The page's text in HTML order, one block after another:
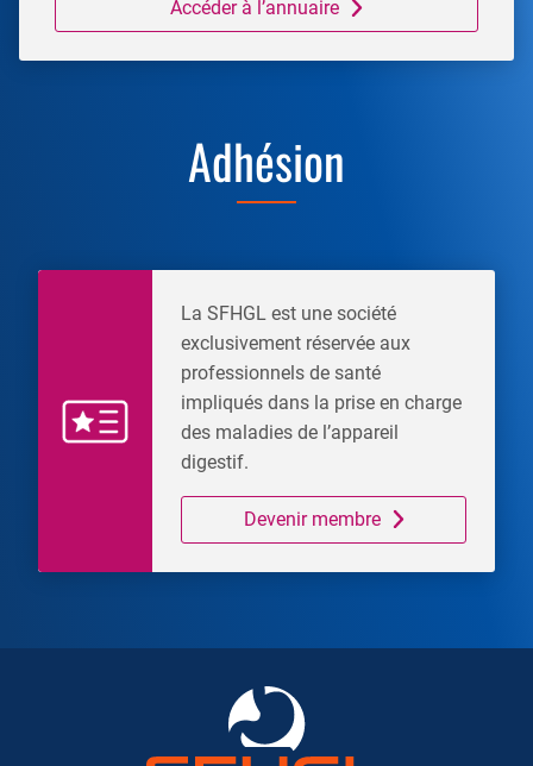
Accéder à l’annuaire
Adhésion
La SFHGL est une société
exclusivement réservée aux
professionnels de santé
impliqués dans la prise en charge
des maladies de l’appareil
digestif.
Devenir membre